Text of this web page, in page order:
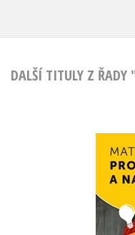
DALŠÍ TITULY Z ŘADY
,
,